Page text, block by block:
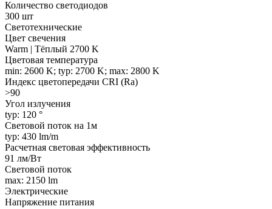
Количество светодиодов
300 шт
Светотехнические
Цвет свечения
Warm | Тёплый 2700 K
Цветовая температура
min: 2600 K; typ: 2700 K; max: 2800 K
Индекс цветопередачи CRI (Ra)
>90
Угол излучения
typ: 120 °
Световой поток на 1м
typ: 430 lm/m
Расчетная световая эффективность
91 лм/Вт
Световой поток
max: 2150 lm
Электрические
Напряжение питания